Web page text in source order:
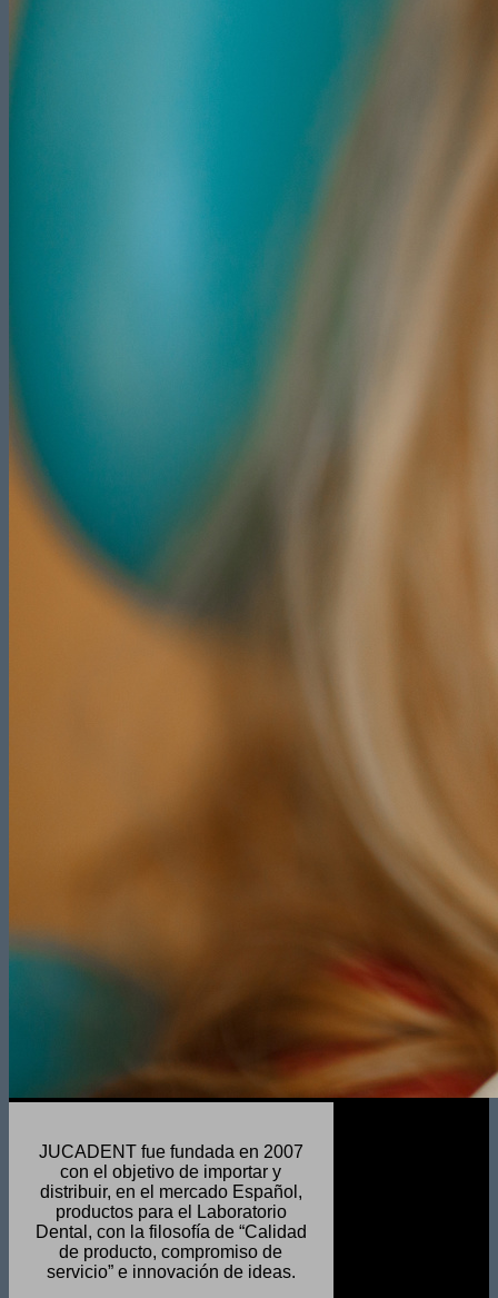
JUCADENT fue fundada en 2007
con el objetivo de importar y
distribuir, en el mercado Español,
productos para el Laboratorio
Dental, con la filosofía de “Calidad
de producto, compromiso de
servicio” e innovación de ideas.